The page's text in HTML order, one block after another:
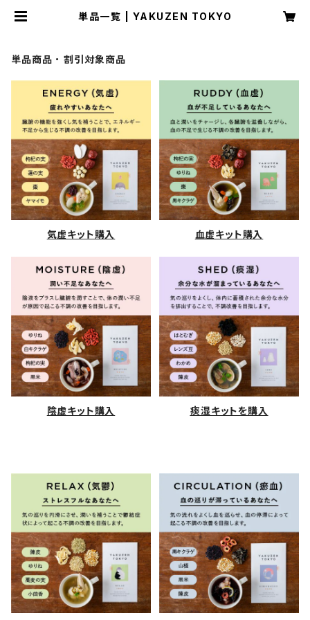
単品一覧 | YAKUZEN TOKYO
単品商品・割引対象商品
気虚キット購入 血虚キット購入
陰虚キット購入 ⁠痰湿キットを購入